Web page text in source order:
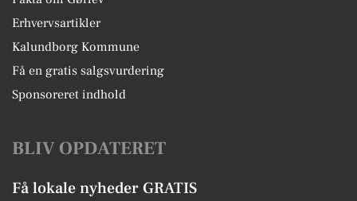
Erhvervsartikler
Kalundborg Kommune
Få en gratis salgsvurdering
Sponsoreret indhold
BLIV OPDATERET
Få lokale nyheder GRATIS